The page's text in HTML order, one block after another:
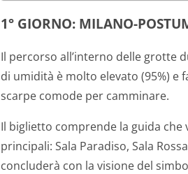
1° GIORNO: MILANO-
Il percorso all’interno delle grotte
di umidità è molto elevato (95%) e
scarpe comode per camminare.
Il biglietto comprende la guida che
principali: Sala Paradiso, Sala
concluderà con la visione del